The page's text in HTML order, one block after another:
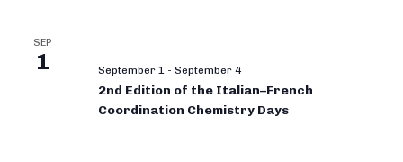
SEP
1 September 1 - September 4
2nd Edition of the Italian–French
Coordination Chemistry Days